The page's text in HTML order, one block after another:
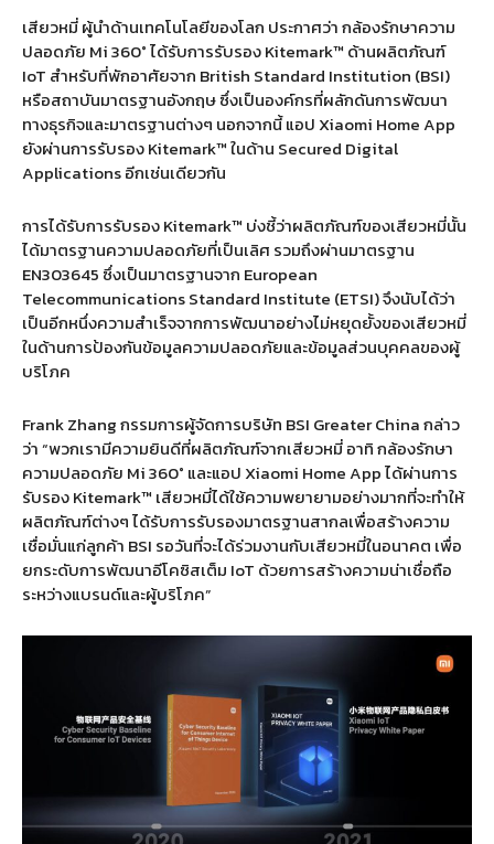
เสียวหมี่ ผู้นำด้านเทคโนโลยีของโลก ประกาศว่า กล้องรักษาความ
ปลอดภัย Mi 360° ได้รับการรับรอง Kitemark™ ด้านผลิตภัณฑ์
IoT สำหรับที่พักอาศัยจาก British Standard Institution (BSI)
หรือสถาบันมาตรฐานอังกฤษ ซึ่งเป็นองค์กรที่ผลักดันการพัฒนา
ทางธุรกิจและมาตรฐานต่างๆ นอกจากนี้ แอป Xiaomi Home App
ยังผ่านการรับรอง Kitemark™ ในด้าน Secured Digital
Applications อีกเช่นเดียวกัน
การได้รับการรับรอง Kitemark™ บ่งชี้ว่าผลิตภัณฑ์ของเสียวหมี่นั้น
ได้มาตรฐานความปลอดภัยที่เป็นเลิศ รวมถึงผ่านมาตรฐาน
EN303645 ซึ่งเป็นมาตรฐานจาก European
Telecommunications Standard Institute (ETSI) จึงนับได้ว่า
เป็นอีกหนึ่งความสำเร็จจากการพัฒนาอย่างไม่หยุดยั้งของเสียวหมี่
ในด้านการป้องกันข้อมูลความปลอดภัยและข้อมูลส่วนบุคคลของผู้
บริโภค
Frank Zhang กรรมการผู้จัดการบริษัท BSI Greater China กล่าว
ว่า “พวกเรามีความยินดีที่ผลิตภัณฑ์จากเสียวหมี่ อาทิ กล้องรักษา
ความปลอดภัย Mi 360° และแอป Xiaomi Home App ได้ผ่านการ
รับรอง Kitemark™ เสียวหมี่ได้ใช้ความพยายามอย่างมากที่จะทำให้
ผลิตภัณฑ์ต่างๆ ได้รับการรับรองมาตรฐานสากลเพื่อสร้างความ
เชื่อมั่นแก่ลูกค้า BSI รอวันที่จะได้ร่วมงานกับเสียวหมี่ในอนาคต เพื่อ
ยกระดับการพัฒนาอีโคซิสเต็ม IoT ด้วยการสร้างความน่าเชื่อถือ
ระหว่างแบรนด์และผู้บริโภค”